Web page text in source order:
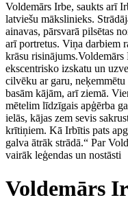
Voldemārs Irbe, saukts arī
latviešu mākslinieks.
ainavas, pārsvarā pilsētas
arī portretus. Viņa darbiem
krāsu
ekscentrisko izskatu un
cilvēku ar garu,
basām kājām, arī ziemā.
mētelim līdzīgais apģērba
ielās, kājas zem sevis
krītiņiem. Kā Irbītis pats
galva ātrāk strādā.“ Par
vairāk leģendas un nostāsti
Voldemārs